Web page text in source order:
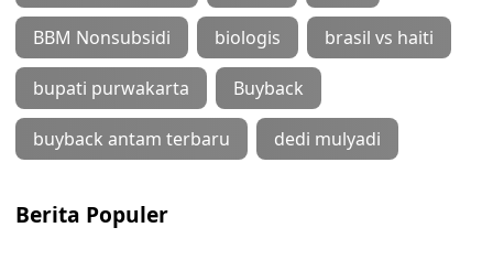
BBM Nonsubsidi biologis brasil vs haiti
bupati purwakarta Buyback
buyback antam terbaru dedi mulyadi
Berita Populer